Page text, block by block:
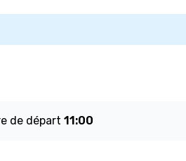
de départ 11:00